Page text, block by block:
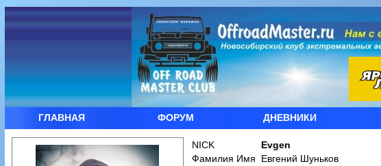
ГЛАВНАЯ ФОРУМ ДНЕВНИКИ
NICK
Evgen
Фамилия Имя
Евгений Шуньков